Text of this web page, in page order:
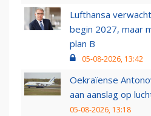
Lufthansa
begin 2027, maar
plan B
05-08-2026, 13:42
Oekraïense
aan aanslag op
05-08-2026, 13:18